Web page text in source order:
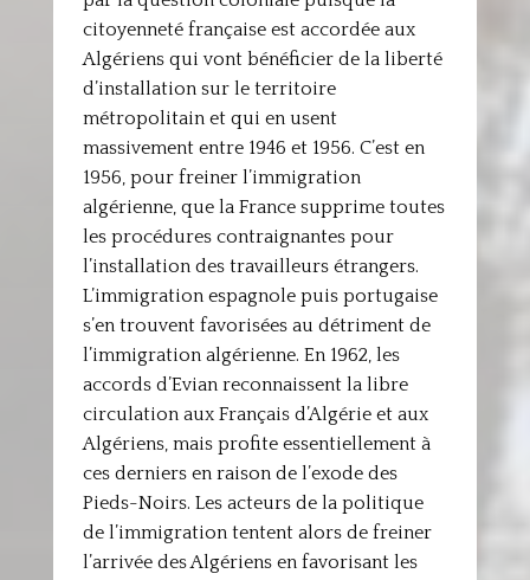
citoyenneté française est accordée aux
Algériens qui vont bénéficier de la liberté
d’installation sur le territoire
métropolitain et qui en usent
massivement entre 1946 et 1956. C’est en
1956, pour freiner l’immigration
algérienne, que la France supprime toutes
les procédures contraignantes pour
l’installation des travailleurs étrangers.
L’immigration espagnole puis portugaise
s’en trouvent favorisées au détriment de
l’immigration algérienne. En 1962, les
accords d’Evian reconnaissent la libre
circulation aux Français d’Algérie et aux
Algériens, mais profite essentiellement à
ces derniers en raison de l’exode des
Pieds-Noirs. Les acteurs de la politique
de l’immigration tentent alors de freiner
l’arrivée des Algériens en favorisant les